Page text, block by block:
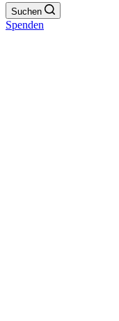
Suchen
Spenden